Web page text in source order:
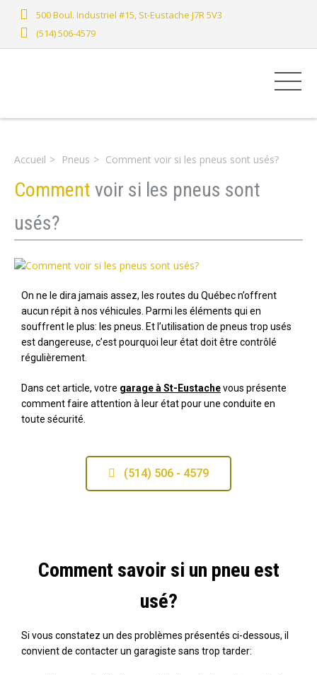
500 Boul. Industriel #15, St-Eustache J7R 5V3
(514) 506-4579
Accueil Pneus Comment voir si les pneus sont usés?
Comment voir si les pneus sont
usés?
On ne le dira jamais assez, les routes du Québec n’offrent
aucun répit à nos véhicules. Parmi les éléments qui en
souffrent le plus: les pneus. Et l’utilisation de pneus trop usés
est dangereuse, c’est pourquoi leur état doit être contrôlé
régulièrement.
Dans cet article, votre garage à St-Eustachevous présente
comment faire attention à leur état pour une conduite en
toute sécurité.
(514) 506 - 4579
Comment savoir si un pneu est
usé?
Si vous constatez un des problèmes présentés ci-dessous, il
convient de contacter un garagiste sans trop tarder: